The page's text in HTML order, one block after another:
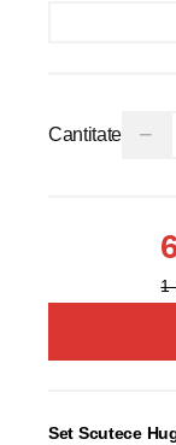
Cantitate −
1
Set Scutece